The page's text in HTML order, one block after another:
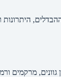
מרקמים